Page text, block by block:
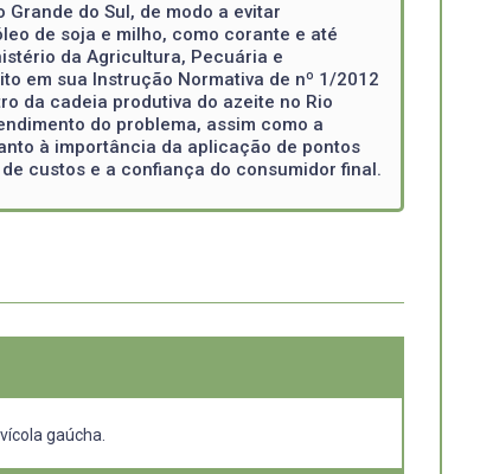
do Sul, de modo a evitar
de soja e milho, como corante e até
da Agricultura, Pecuária e
em sua Instrução Normativa de nº 1/2012
da cadeia produtiva do azeite no Rio
do problema, assim como a
à importância da aplicação de pontos
custos e a confiança do consumidor final.
gaúcha.